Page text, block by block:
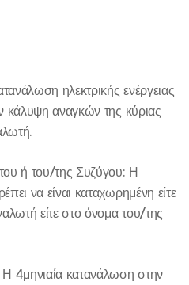
ηλεκτρικής ενέργειας
κάλυψη αναγκών της κύριας
ή του/της Συζύγου: Η
να είναι καταχωρημένη είτε
είτε στο όνομα του/της
4μηνιαία κατανάλωση στην